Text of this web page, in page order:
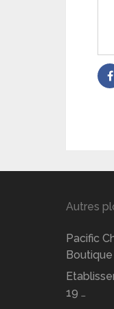
Autres
Pacific
Boutique
19 …